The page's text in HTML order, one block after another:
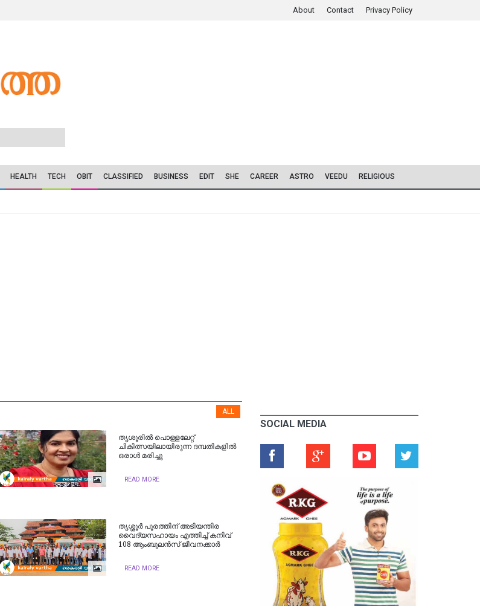
About Contact Privacy Policy
HEALTH TECH OBIT CLASSIFIED BUSINESS EDIT SHE CAREER ASTRO VEEDU RELIGIOUS
ALL
തൃശൂരിൽ പൊള്ളലേറ്റ്
ചികിത്സയിലായിരുന്ന ദമ്പതികളില്‍
ഒരാള്‍ മരിച്ചു
READ MORE
തൃശ്ശൂർ പൂരത്തിന് അടിയന്തിര
വൈദ്യസഹായം എത്തിച്ച് കനിവ്
108 ആംബുലൻസ് ജീവനക്കാർ
READ MORE
SOCIAL MEDIA